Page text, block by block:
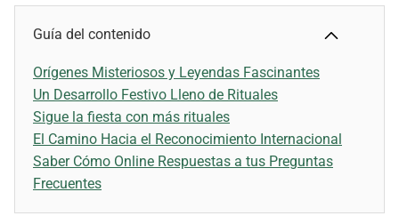
Guía del contenido
Orígenes Misteriosos y Leyendas Fascinantes
Un Desarrollo Festivo Lleno de Rituales
Sigue la fiesta con más rituales
El Camino Hacia el Reconocimiento Internacional
Saber Cómo Online Respuestas a tus Preguntas
Frecuentes